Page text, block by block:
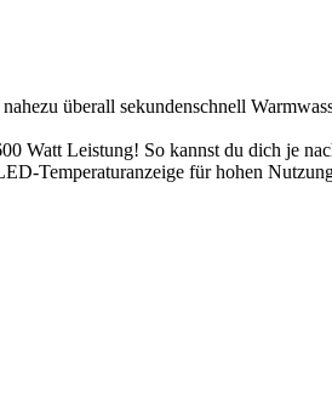
überall sekundenschnell
Leistung! So kannst du dich je
Temperaturanzeige für hohen